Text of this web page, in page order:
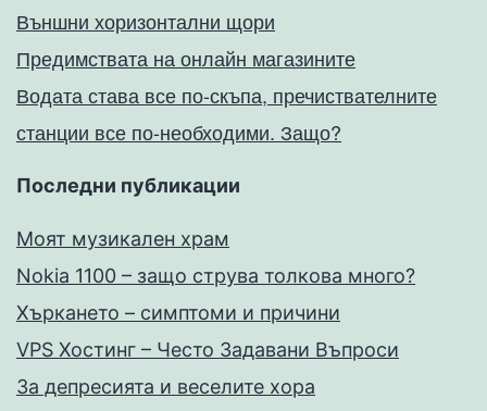
Външни хоризонтални щори
Предимствата на онлайн магазините
Водата става все по-скъпа, пречиствателните
станции все по-необходими. Защо?
Последни публикации
Моят музикален храм
Nokia 1100 – защо струва толкова много?
Хъркането – симптоми и причини
VPS Хостинг – Често Задавани Въпроси
За депресията и веселите хора